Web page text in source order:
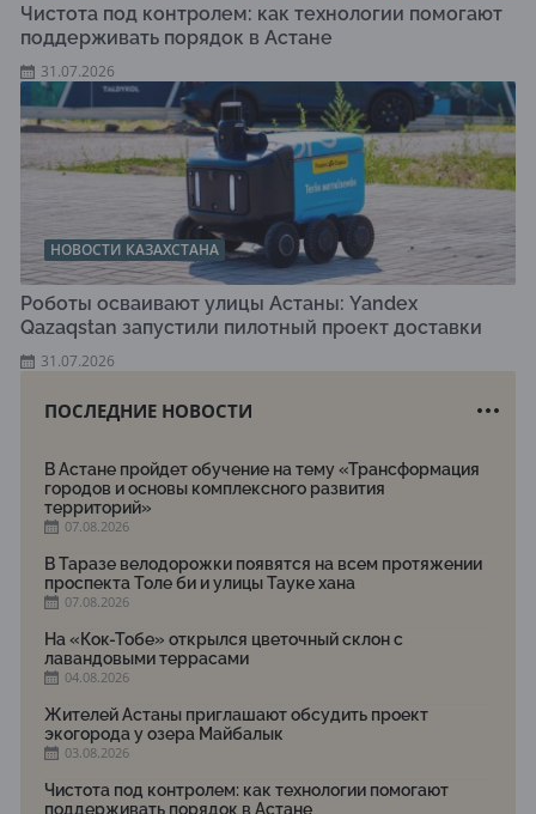
Чистота под контролем: как технологии помогают
поддерживать порядок в Астане
31.07.2026
НОВОСТИ КАЗАХСТАНА
Роботы осваивают улицы Астаны: Yandex
Qazaqstan запустили пилотный проект доставки
31.07.2026
ПОСЛЕДНИЕ НОВОСТИ
В Астане пройдет обучение на тему «Трансформация
городов и основы комплексного развития
территорий»
07.08.2026
В Таразе велодорожки появятся на всем протяжении
проспекта Толе би и улицы Тауке хана
07.08.2026
На «Кок-Тобе» открылся цветочный склон с
лавандовыми террасами
04.08.2026
Жителей Астаны приглашают обсудить проект
экогорода у озера Майбалык
03.08.2026
Чистота под контролем: как технологии помогают
поддерживать порядок в Астане